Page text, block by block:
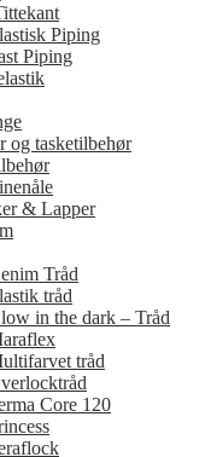
Piping
Piping
og tasketilbehør
& Lapper
Tråd
tråd
in the dark – Tråd
tråd
Core 120